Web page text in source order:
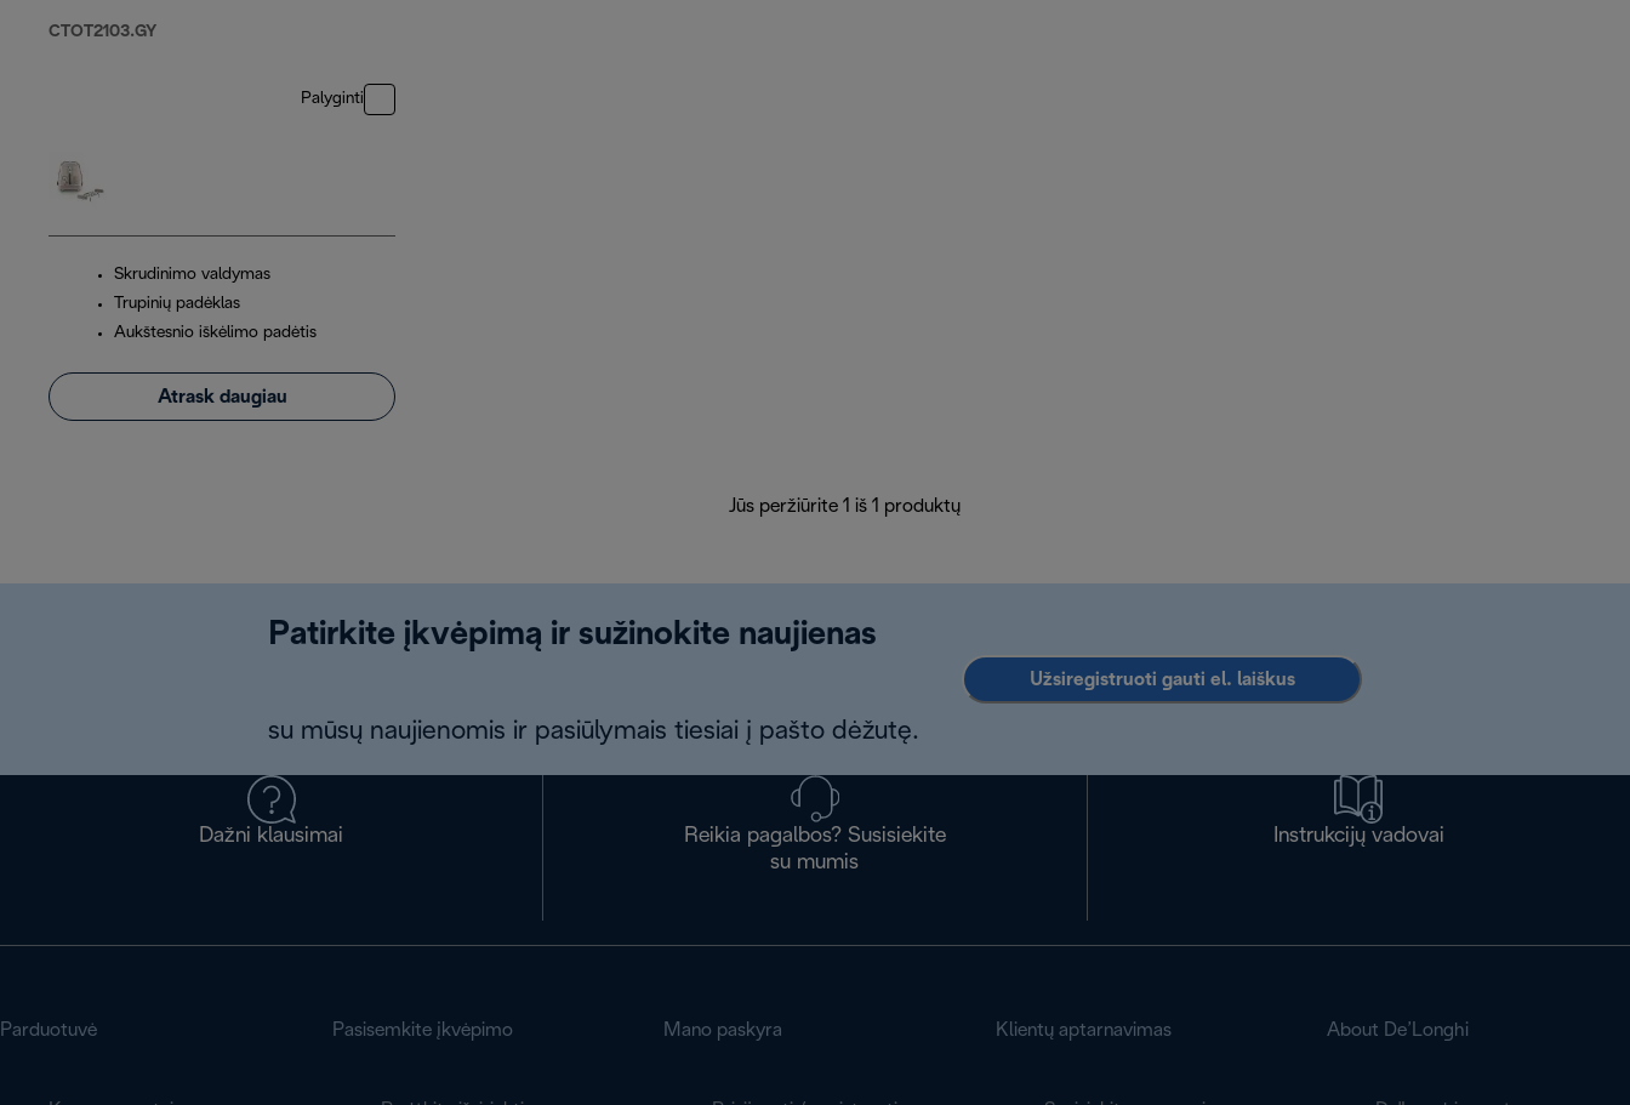
CTOT2103.GY
Palyginti
Skrudinimo valdymas
Trupinių padėklas
Aukštesnio iškėlimo padėtis
Atrask daugiau
Jūs peržiūrite 1 iš 1 produktų
Patirkite įkvėpimą ir sužinokite naujienas
su mūsų naujienomis ir pasiūlymais tiesiai į pašto dėžutę.
Užsiregistruoti gauti el. laiškus
Dažni klausimai
Reikia pagalbos? Susisiekite
su mumis
Instrukcijų vadovai
Parduotuvė Pasisemkite įkvėpimo Mano paskyra Klientų aptarnavimas About De’Longhi